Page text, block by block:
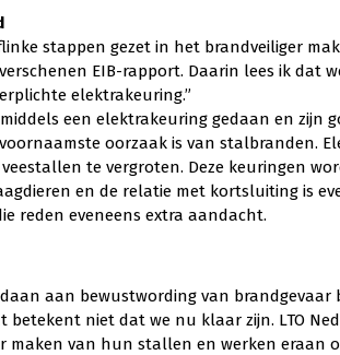
stappen gezet in het brandveiliger
EIB-rapport. Daarin lees ik dat
elektrakeuring.”
een elektrakeuring gedaan en zijn
oorzaak is van stalbranden.
te vergroten. Deze keuringen
en de relatie met kortsluiting is
reden eveneens extra aandacht.
aan bewustwording van brandgevaar
niet dat we nu klaar zijn. LTO
maken van hun stallen en werken eraan